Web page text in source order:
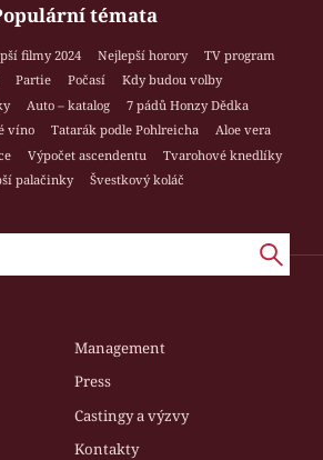
témata
filmy 2024 Nejlepší horory
TV program
Partie Počasí
Kdy budou volby
Auto – katalog
7 pádů Honzy Dědka
víno Tatarák podle Pohlreicha
Aloe vera
Výpočet ascendentu
Tvarohové knedlíky
palačinky
Švestkový koláč
Management
Press
Castingy a výzvy
Kontakty